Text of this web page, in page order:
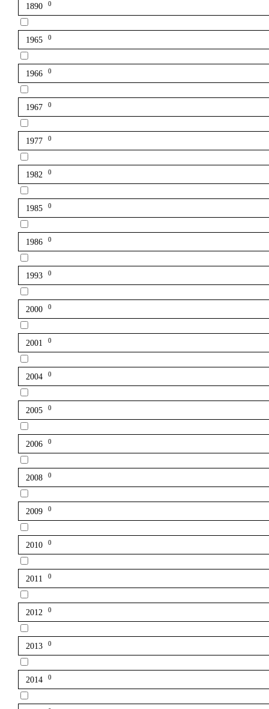
1890 0
1965 0
1966 0
1967 0
1977 0
1982 0
1985 0
1986 0
1993 0
2000 0
2001 0
2004 0
2005 0
2006 0
2008 0
2009 0
2010 0
2011 0
2012 0
2013 0
2014 0